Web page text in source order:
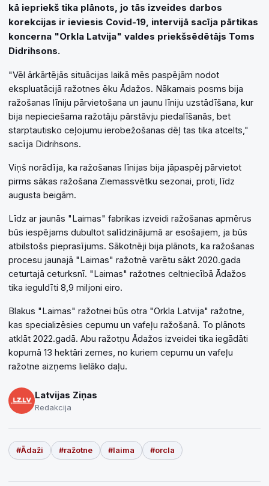
kā iepriekš tika plānots, jo tās izveides darbos
korekcijas ir ieviesis Covid-19, intervijā sacīja pārtikas
koncerna "Orkla Latvija" valdes priekšsēdētājs Toms
Didrihsons.
"Vēl ārkārtējās situācijas laikā mēs paspējām nodot
ekspluatācijā ražotnes ēku Ādažos. Nākamais posms bija
ražošanas līniju pārvietošana un jaunu līniju uzstādīšana, kur
bija nepieciešama ražotāju pārstāvju piedalīšanās, bet
starptautisko ceļojumu ierobežošanas dēļ tas tika atcelts,"
sacīja Didrihsons.
Viņš norādīja, ka ražošanas līnijas bija jāpaspēj pārvietot
pirms sākas ražošana Ziemassvētku sezonai, proti, līdz
augusta beigām.
Līdz ar jaunās "Laimas" fabrikas izveidi ražošanas apmērus
būs iespējams dubultot salīdzinājumā ar esošajiem, ja būs
atbilstošs pieprasījums. Sākotnēji bija plānots, ka ražošanas
procesu jaunajā "Laimas" ražotnē varētu sākt 2020.gada
ceturtajā ceturksnī. "Laimas" ražotnes celtniecībā Ādažos
tika ieguldīti 8,9 miljoni eiro.
Blakus "Laimas" ražotnei būs otra "Orkla Latvija" ražotne,
kas specializēsies cepumu un vafeļu ražošanā. To plānots
atklāt 2022.gadā. Abu ražotņu Ādažos izveidei tika iegādāti
kopumā 13 hektāri zemes, no kuriem cepumu un vafeļu
ražotne aizņems lielāko daļu.
Latvijas Ziņas
Redakcija
#Ādaži #ražotne #laima #orcla